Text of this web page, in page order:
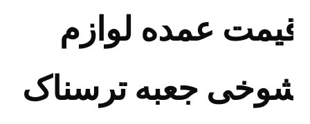
عمده لوازم
جعبه ترسناک